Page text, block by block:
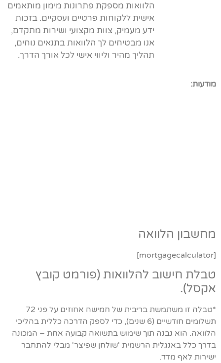
הלוואות מספקת פתרונות מימון מותאמים
אישית ללקוחות פרטיים ועסקיים. בזכות
ידע מעמיק, צוות מקצועי ושירות מתקדם,
אנו מבטיחים לך הלוואות בתנאים נוחים,
תהליך מהיר וליווי אישי לכל אורך הדרך.
מודעות:
מחשבון הלוואה
[mortgagecalculator]
טבלת חישוב להלוואות (פורמט קובץ
אקסל).
*טבלה זו משתמשת בריבית של חמישה אחוזים על פני 72
תשלומים חודשיים (6 שנים), כדי לספק הדרכה כללית בהליכי
הלוואה. הוא נבנה תוך שימוש בתשואה קבועה אחת – המכונה
בדרך כלל באנגלית הרשמית 'שולחן שפיצר' מבלי להתחבר
ישירות לאף מדד.